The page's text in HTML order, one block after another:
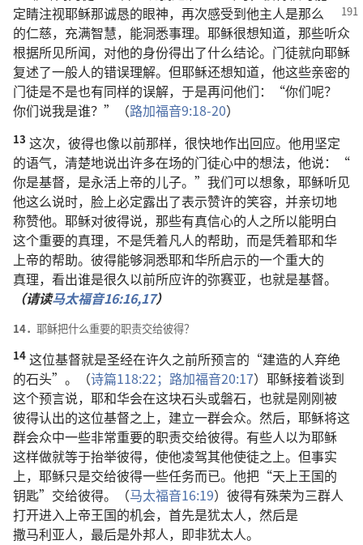
定睛注视耶稣那诚恳的眼神， 再次感受到他主人是那么
的仁慈， 充满智慧， 能洞悉事理。 耶稣很想知道， 那些听众
根据所见所闻， 对他的身份得出了什么结论。 门徒就向耶稣
复述了一般人的错误理解。 但耶稣还想知道， 他这些亲密的
门徒是不是也有同样的误解， 于是再问他们：“你们呢？
你们说我是谁？”（路加福音9:18-20）
13 这次， 彼得也像以前那样， 很快地作出回应。 他用坚定
的语气， 清楚地说出许多在场的门徒心中的想法， 他说：“
你是基督， 是永活上帝的儿子。” 我们可以想象， 耶稣听见
他这么说时， 脸上必定露出了表示赞许的笑容， 并亲切地
称赞他。 耶稣对彼得说， 那些有真信心的人之所以能明白
这个重要的真理， 不是凭着凡人的帮助， 而是凭着耶和华
上帝的帮助。 彼得能够洞悉耶和华所启示的一个重大的
真理， 看出谁是很久以前所应许的弥赛亚， 也就是基督。
（请读马太福音16:16,17）
14． 耶稣把什么重要的职责交给彼得？
14 这位基督就是圣经在许久之前所预言的 “建造的人弃绝
的石头”。（诗篇118:22； 路加福音20:17） 耶稣接着谈到
这个预言说， 耶和华会在这块石头或磐石， 也就是刚刚被
彼得认出的这位基督之上， 建立一群会众。 然后， 耶稣将这
群会众中一些非常重要的职责交给彼得。 有些人以为耶稣
这样做就等于抬举彼得， 使他凌驾其他使徒之上。 但事实
上， 耶稣只是交给彼得一些任务而已。 他把 “天上王国的
钥匙” 交给彼得。（马太福音16:19） 彼得有殊荣为三群人
打开进入上帝王国的机会， 首先是犹太人， 然后是
撒马利亚人， 最后是外邦人， 即非犹太人。